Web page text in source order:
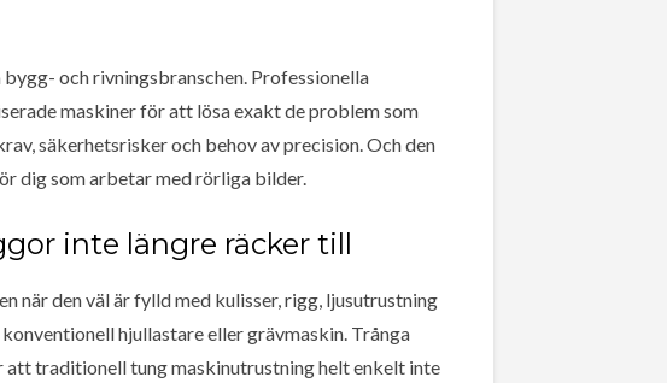
och rivningsbranschen. Professionella
maskiner för att lösa exakt de problem som
säkerhetsrisker och behov av precision. Och den
dig som arbetar med rörliga bilder.
inte längre räcker till
när den väl är fylld med kulisser, rigg, ljusutrustning
hjullastare eller grävmaskin. Trånga
att traditionell tung maskinutrustning helt enkelt inte